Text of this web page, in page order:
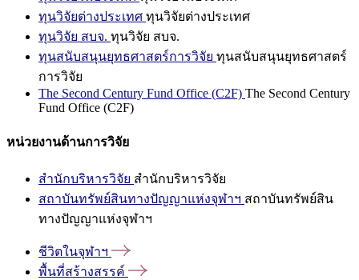
ทุนวิจัยต่างประเทศ ทุนวิจัยต่างประเทศ
ทุนวิจัย สบจ. ทุนวิจัย สบจ.
ทุนสนับสนุนยุทธศาสตร์การวิจัย ทุนสนับสนุนยุทธศาสตร์
การวิจัย
The Second Century Fund Office (C2F) The Second Century
Fund Office (C2F)
หน่วยงานด้านการวิจัย
สำนักบริหารวิจัย สำนักบริหารวิจัย
สถาบันทรัพย์สินทางปัญญาแห่งจุฬาฯ สถาบันทรัพย์สิน
ทางปัญญาแห่งจุฬาฯ
ชีวิตในจุฬาฯ
พื้นที่สร้างสรรค์